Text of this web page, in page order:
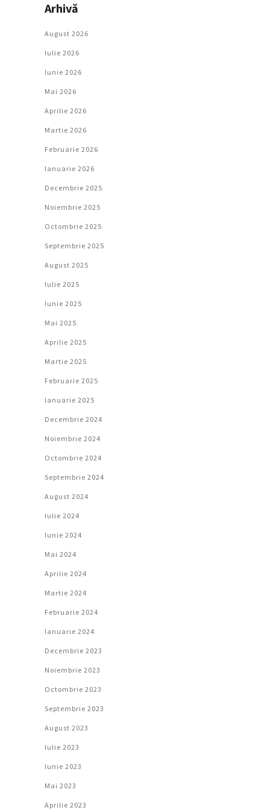
Arhivă
August 2026
Iulie 2026
Iunie 2026
Mai 2026
Aprilie 2026
Martie 2026
Februarie 2026
Ianuarie 2026
Decembrie 2025
Noiembrie 2025
Octombrie 2025
Septembrie 2025
August 2025
Iulie 2025
Iunie 2025
Mai 2025
Aprilie 2025
Martie 2025
Februarie 2025
Ianuarie 2025
Decembrie 2024
Noiembrie 2024
Octombrie 2024
Septembrie 2024
August 2024
Iulie 2024
Iunie 2024
Mai 2024
Aprilie 2024
Martie 2024
Februarie 2024
Ianuarie 2024
Decembrie 2023
Noiembrie 2023
Octombrie 2023
Septembrie 2023
August 2023
Iulie 2023
Iunie 2023
Mai 2023
Aprilie 2023